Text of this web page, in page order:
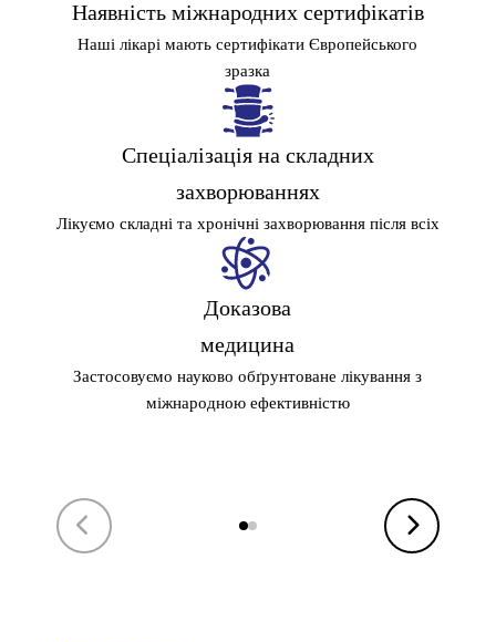
Наявність міжнародних сертифікатів
Наші лікарі мають сертифікати Європейського
зразка
Спеціалізація на складних
захворюваннях
Лікуємо складні та хронічні захворювання після всіх
Доказова
медицина
Застосовуємо науково обґрунтоване лікування з
міжнародною ефективністю